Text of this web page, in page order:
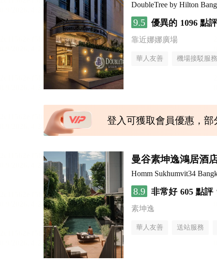
DoubleTree by Hilton
9.5 優異的 1096 點評
靠近娜娜廣場
華人友善 機場接駁服務
登入可獲取會員優惠，
曼谷素坤逸鴻居酒
Homm Sukhumvit34
8.9 非常好 605 點評
素坤逸
華人友善 送站服務